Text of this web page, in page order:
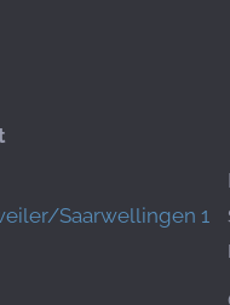
Saarwellingen 1